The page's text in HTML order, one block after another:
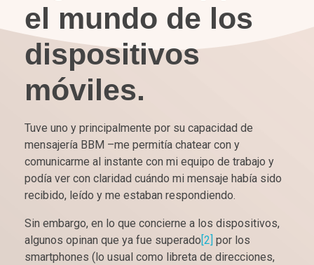
el mundo de los
dispositivos
móviles.
Tuve uno y principalmente por su capacidad de
mensajería BBM –me permitía chatear con y
comunicarme al instante con mi equipo de trabajo y
podía ver con claridad cuándo mi mensaje había sido
recibido, leído y me estaban respondiendo.
Sin embargo, en lo que concierne a los dispositivos,
algunos opinan que ya fue superado[2] por los
smartphones (lo usual como libreta de direcciones,